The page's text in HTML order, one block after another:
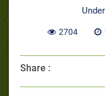
2704
Share :